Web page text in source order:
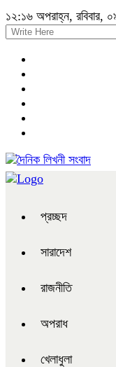
১২:১৬ অপরাহ্ন, রবিবার,
প্রচ্ছদ
সারাদেশ
রাজনীতি
অপরাধ
খেলাধুলা